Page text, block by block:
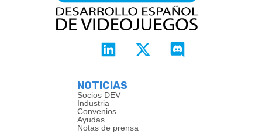
NOTICIAS
Socios DEV
Industria
Convenios
Ayudas
Notas de prensa